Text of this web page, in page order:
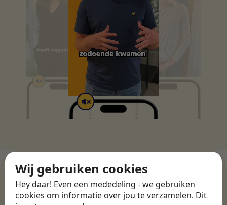
Wij gebruiken cookies
Hey daar! Even een mededeling - we gebruiken
cookies om informatie over jou te verzamelen. Dit
WERKGEVERS